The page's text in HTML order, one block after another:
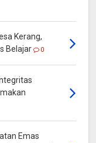
Kerang,
Belajar
0
Emas